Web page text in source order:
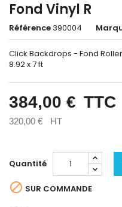
Fond Vinyl R
Référence390004
Click Backdrops - Fond
8.92 x 7 ft
384,00 € TTC
320,00 € HT
Quantité
 SUR COMMANDE